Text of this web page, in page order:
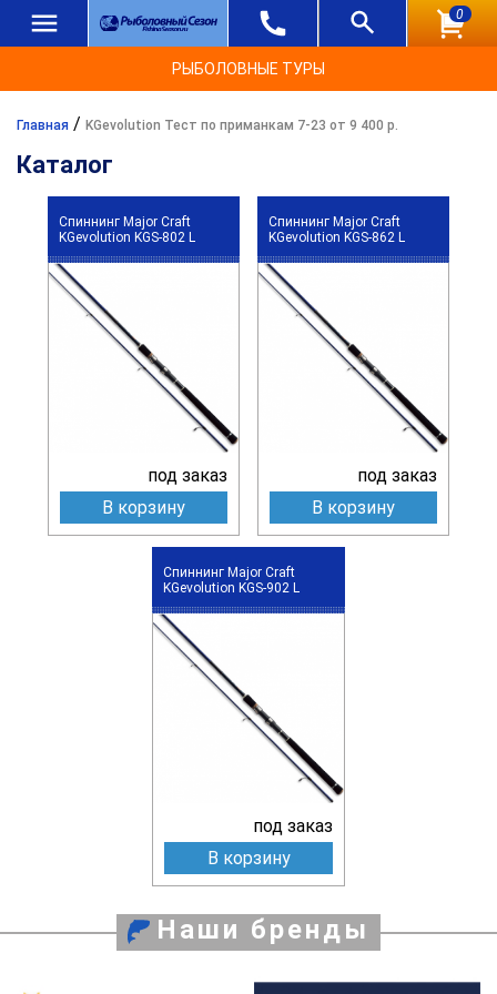
0
РЫБОЛОВНЫЕ ТУРЫ
Главная / KGevolution Тест по приманкам 7-23 от 9 400 р.
Каталог
Спиннинг Major Craft
KGevolution KGS-802 L
под заказ
В корзину
Спиннинг Major Craft
KGevolution KGS-862 L
под заказ
В корзину
Спиннинг Major Craft
KGevolution KGS-902 L
под заказ
В корзину
Наши бренды